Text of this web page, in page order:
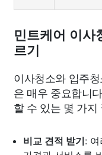
민트케어 이사
르기
이사청소와 입주
은 매우 중요합니
할 수 있는 몇 가지
비교 견적 받기: